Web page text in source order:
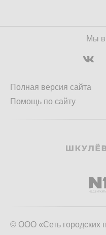
Мы в
Полная версия сайта
Помощь по сайту
© ООО «Сеть городских